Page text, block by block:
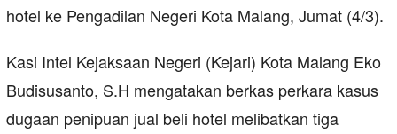
hotel ke Pengadilan Negeri Kota Malang, Jumat (4/3).
Kasi Intel Kejaksaan Negeri (Kejari) Kota Malang Eko
Budisusanto, S.H mengatakan berkas perkara kasus
dugaan penipuan jual beli hotel melibatkan tiga